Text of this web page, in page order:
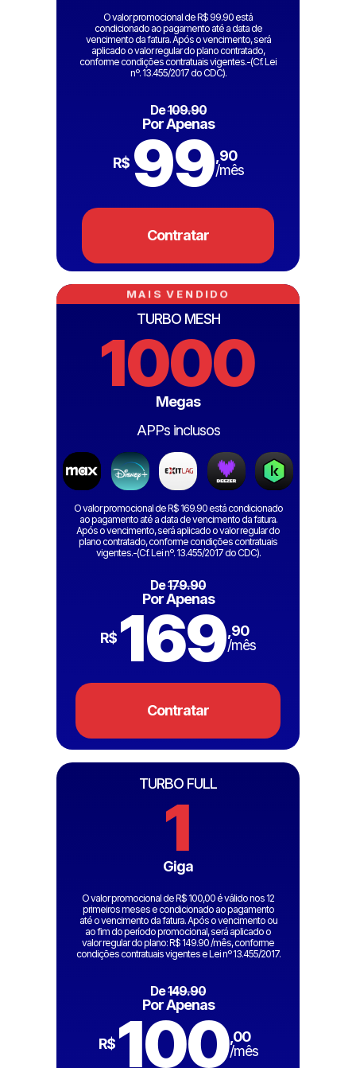
O valor promocional de R$ 99.90 está
condicionado ao pagamento até a data de
vencimento da fatura. Após o vencimento, será
aplicado o valor regular do plano contratado,
conforme condições contratuais vigentes.-(Cf. Lei
nº. 13.455/2017 do CDC).
De109.90
Por Apenas
R$ 99 ,90
/mês
Contratar
MAIS VENDIDO
TURBO MESH
1000
Megas
APPs inclusos
O valor promocional de R$ 169.90 está condicionado
ao pagamento até a data de vencimento da fatura.
Após o vencimento, será aplicado o valor regular do
plano contratado, conforme condições contratuais
vigentes.-(Cf. Lei nº. 13.455/2017 do CDC).
De179.90
Por Apenas
R$ 169 ,90
/mês
Contratar
TURBO FULL
1
Giga
O valor promocional de R$ 100,00 é válido nos 12
primeiros meses e condicionado ao pagamento
até o vencimento da fatura. Após o vencimento ou
ao fim do período promocional, será aplicado o
valor regular do plano: R$ 149.90 /mês, conforme
condições contratuais vigentes e Lei nº 13.455/2017.
De149.90
Por Apenas
R$ 100,00
/mês